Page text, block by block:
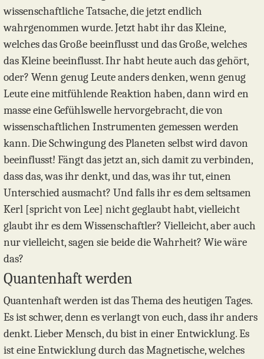
wissenschaftliche Tatsache, die jetzt endlich
wahrgenommen wurde. Jetzt habt ihr das Kleine,
welches das Große beeinflusst und das Große, welches
das Kleine beeinflusst. Ihr habt heute auch das gehört,
oder? Wenn genug Leute anders denken, wenn genug
Leute eine mitfühlende Reaktion haben, dann wird en
masse eine Gefühlswelle hervorgebracht, die von
wissenschaftlichen Instrumenten gemessen werden
kann. Die Schwingung des Planeten selbst wird davon
beeinflusst! Fängt das jetzt an, sich damit zu verbinden,
dass das, was ihr denkt, und das, was ihr tut, einen
Unterschied ausmacht? Und falls ihr es dem seltsamen
Kerl [spricht von Lee] nicht geglaubt habt, vielleicht
glaubt ihr es dem Wissenschaftler? Vielleicht, aber auch
nur vielleicht, sagen sie beide die Wahrheit? Wie wäre
das?
Quantenhaft werden
Quantenhaft werden ist das Thema des heutigen Tages.
Es ist schwer, denn es verlangt von euch, dass ihr anders
denkt. Lieber Mensch, du bist in einer Entwicklung. Es
ist eine Entwicklung durch das Magnetische, welches